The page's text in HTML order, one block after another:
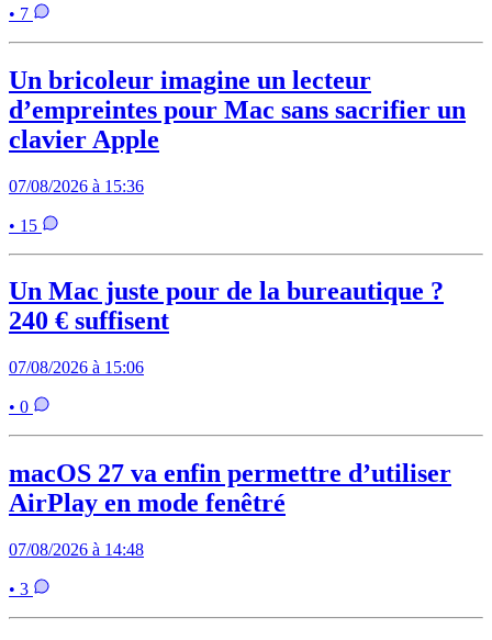
• 7
Un bricoleur imagine un lecteur
d’empreintes pour Mac sans sacrifier un
clavier Apple
07/08/2026 à 15:36
• 15
Un Mac juste pour de la bureautique ?
240 € suffisent
07/08/2026 à 15:06
• 0
macOS 27 va enfin permettre d’utiliser
AirPlay en mode fenêtré
07/08/2026 à 14:48
• 3